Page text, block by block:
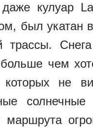
кулуар
был укатан
трассы.
чем
которых не
маршрута